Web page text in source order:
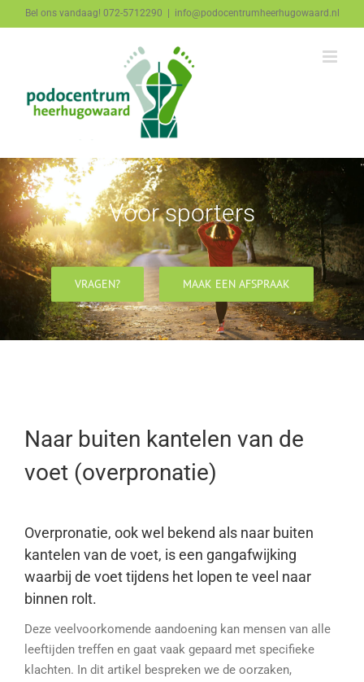
naar
Bel ons vandaag! 072-5712290 info@podocentrumheerhugowaard.nl
Voor sporters
VRAGEN? MAAK EEN AFSPRAAK
Naar buiten kantelen van de
voet (overpronatie)
Overpronatie, ook wel bekend als naar buiten
kantelen van de voet, is een gangafwijking
waarbij de voet tijdens het lopen te veel naar
binnen rolt.
Deze veelvoorkomende aandoening kan mensen van alle
leeftijden treffen en gaat vaak gepaard met specifieke
klachten. In dit artikel bespreken we de oorzaken,